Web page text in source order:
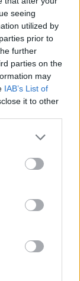
seeing
utilized by
prior to
further
parties on the
may
IAB’s List of
it to other